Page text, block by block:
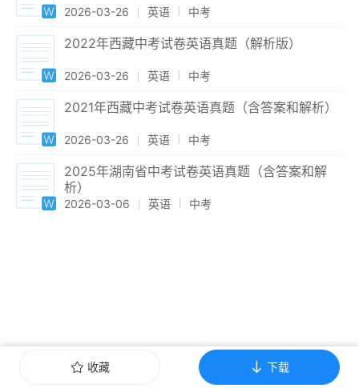
2026-03-26 英语 中考
2022年西藏中考试卷英语真题（解析版）
2026-03-26 英语 中考
2021年西藏中考试卷英语真题（含答案和解析）
2026-03-26 英语 中考
2025年湖南省中考试卷英语真题（含答案和解
析）
2026-03-06 英语 中考
收藏 下载